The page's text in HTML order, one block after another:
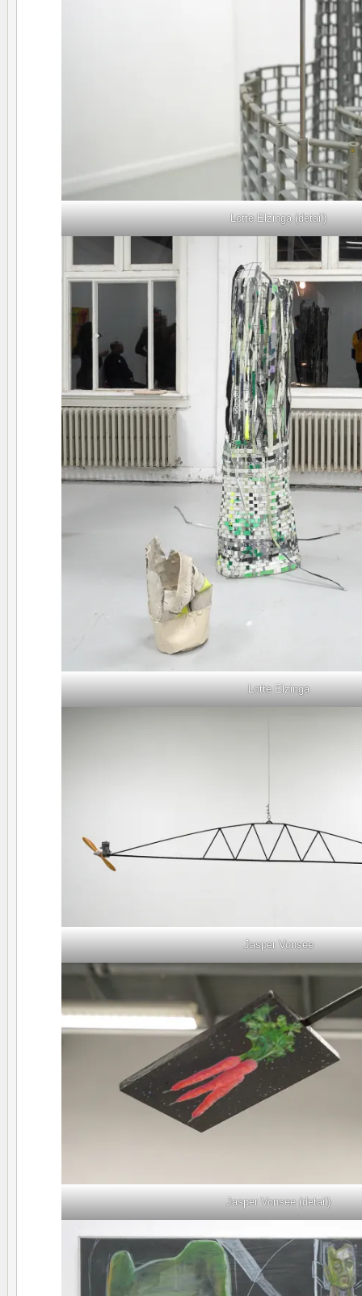
Lotte Elzinga (detail)
Lotte Elzinga
Jasper Vonsee
Jasper Vonsee (detail)